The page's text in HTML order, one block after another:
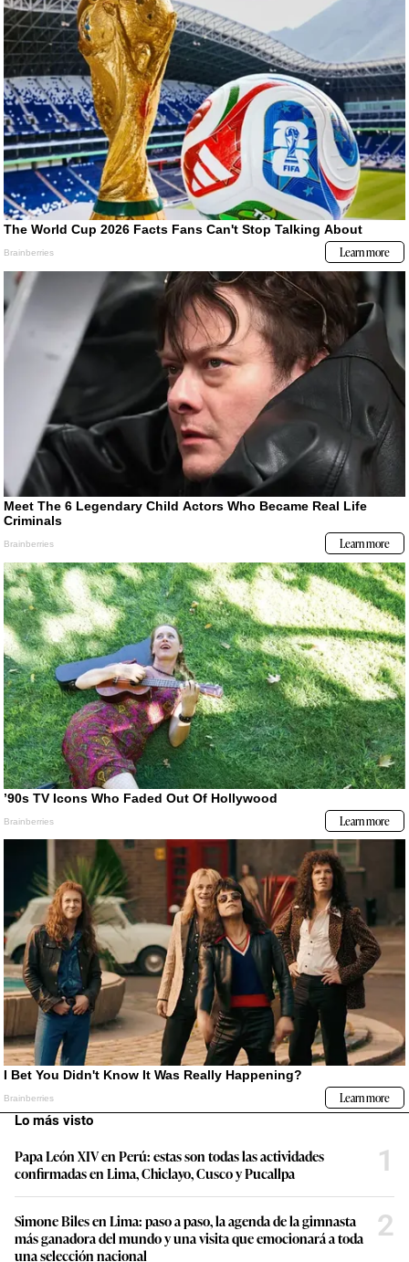
Lo más visto
Papa León XIV en Perú: estas son todas las actividades
confirmadas en Lima, Chiclayo, Cusco y Pucallpa
1
Simone Biles en Lima: paso a paso, la agenda de la gimnasta
más ganadora del mundo y una visita que emocionará a toda
una selección nacional
2